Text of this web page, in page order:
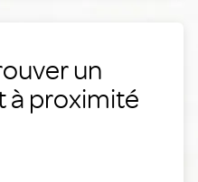
un
à proximité